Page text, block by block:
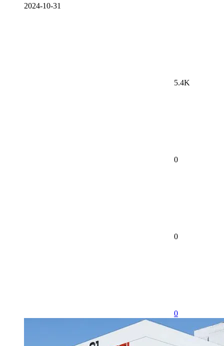
2024-10-31
5.4K
0
0
0